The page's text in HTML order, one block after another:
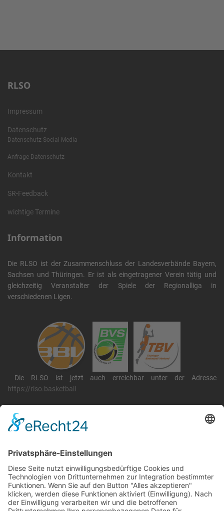
RLSO
Impressum
Datenschutz
Datenschutz Social Media
Anfrage Datenschutz
Kontakt
SR-Feedback
wichtige Termine
Information
Die RLSO ist der Zusammenschluss der Landesverbände Bayern,
Sachsen und Thüringen. Er ist als eingetragener Verein tätig und
gleichzeitig Veranstalter der Spiele der Regionalliga in
verschiedenen Ligen.
Die RLSO ist jetzt auch erreichbar unter der Adresse
https://rlso.basketball
RLSO Minikalender
August 2026